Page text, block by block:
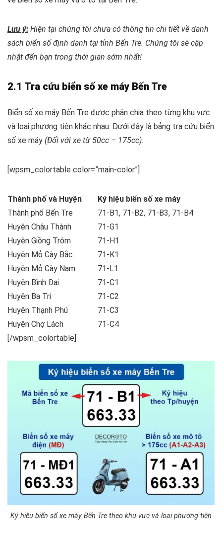
Lưu ý: Hiện tại chúng tôi chưa có thông tin chi tiết về danh
sách biển số định danh tại tỉnh Bến Tre. Chúng tôi sẽ cập
nhật đến bạn trong thời gian sớm nhất!
2.1 Tra cứu biển số xe máy Bến Tre
Biển số xe máy Bến Tre được phân chia theo từng khu vực
và loại phương tiện khác nhau. Dưới đây là bảng tra cứu biển
số xe máy (Đối với xe từ 50cc – 175cc):
[wpsm_colortable color=”main-color”]
Thành phố và Huyện
Ký hiệu biển số xe máy
Thành phố Bến Tre
71-B1, 71-B2, 71-B3, 71-B4
Huyện Châu Thành
71-G1
Huyện Giồng Trôm
71-H1
Huyện Mỏ Cày Bắc
71-K1
Huyện Mỏ Cày Nam
71-L1
Huyện Bình Đại
71-C1
Huyện Ba Tri
71-C2
Huyện Thạnh Phú
71-C3
Huyện Chợ Lách
71-C4
[/wpsm_colortable]
Ký hiệu biển số xe máy Bến Tre theo khu vực và loại phương tiện